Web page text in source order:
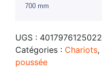
700 mm
UGS : 4017976125022
Catégories : Chariots,
poussée